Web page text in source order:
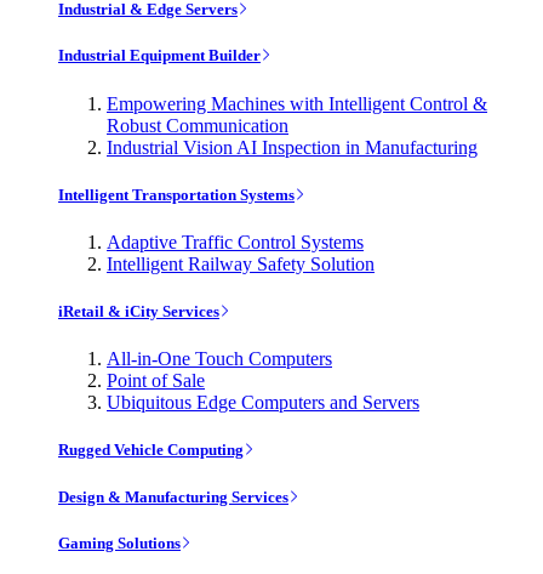
Industrial & Edge Servers
Industrial Equipment Builder
Empowering Machines with Intelligent Control &
Robust Communication
Industrial Vision AI Inspection in Manufacturing
Intelligent Transportation Systems
Adaptive Traffic Control Systems
Intelligent Railway Safety Solution
iRetail & iCity Services
All-in-One Touch Computers
Point of Sale
Ubiquitous Edge Computers and Servers
Rugged Vehicle Computing
Design & Manufacturing Services
Gaming Solutions